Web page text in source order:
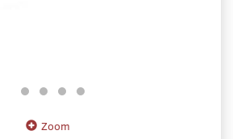
Zoom